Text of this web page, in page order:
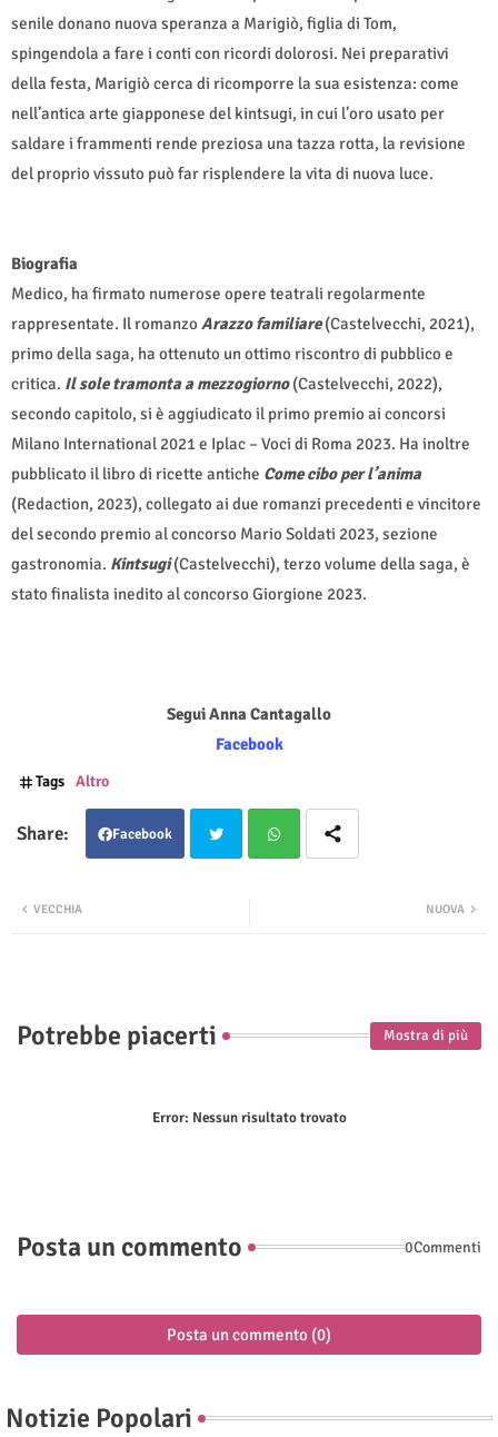
senile donano nuova speranza a Marigiò, figlia di Tom,
spingendola a fare i conti con ricordi dolorosi. Nei preparativi
della festa, Marigiò cerca di ricomporre la sua esistenza: come
nell’antica arte giapponese del kintsugi, in cui l’oro usato per
saldare i frammenti rende preziosa una tazza rotta, la revisione
del proprio vissuto può far risplendere la vita di nuova luce.
Biografia
Medico, ha firmato numerose opere teatrali regolarmente
rappresentate. Il romanzo Arazzo familiare(Castelvecchi, 2021),
primo della saga, ha ottenuto un ottimo riscontro di pubblico e
critica. Il sole tramonta a mezzogiorno(Castelvecchi, 2022),
secondo capitolo, si è aggiudicato il primo premio ai concorsi
Milano International 2021 e Iplac – Voci di Roma 2023. Ha inoltre
pubblicato il libro di ricette antiche Come cibo per l’anima
(Redaction, 2023), collegato ai due romanzi precedenti e vincitore
del secondo premio al concorso Mario Soldati 2023, sezione
gastronomia. Kintsugi(Castelvecchi), terzo volume della saga, è
stato finalista inedito al concorso Giorgione 2023.
Segui Anna Cantagallo
Facebook
Tags Altro
Facebook
NUOVA
VECCHIA
Potrebbe piacerti Mostra di più
Error: Nessun risultato trovato
Posta un commento 0Commenti
Posta un commento (0)
Notizie Popolari